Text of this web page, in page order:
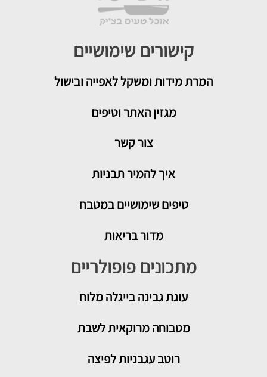
קישורים שימושיים
המרת מידות ומשקל לאפייה ובישול
מגזין האתר וטיפים
צור קשר
איך להמיר תבניות
טיפים שימושיים במטבח
מדור בריאות
מתכונים פופולריים
עוגת גבינה בייגלה מלוח
מטבוחה מרוקאית לשבת
רוטב עגבניות לפיצה